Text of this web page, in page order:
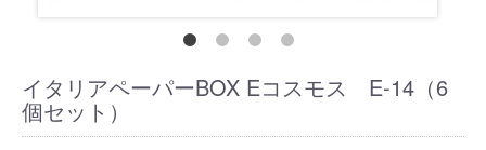
イタリアペーパーBOX Eコスモス E-14（6
個セット）